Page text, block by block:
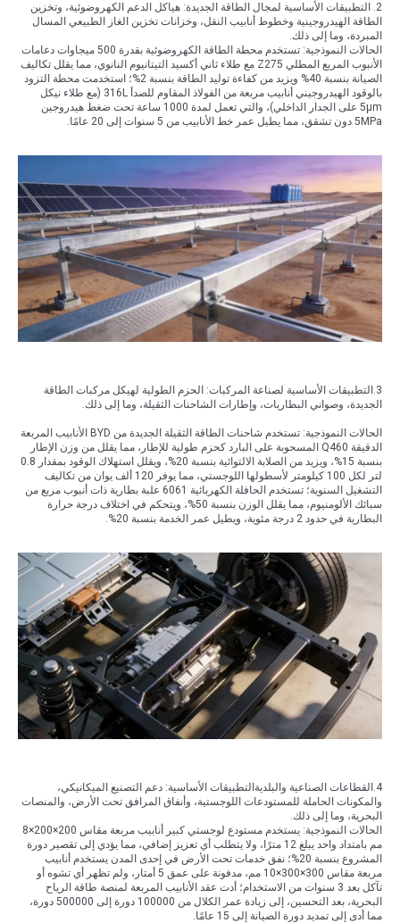
2. التطبيقات الأساسية لمجال الطاقة الجديدة: هياكل الدعم الكهروضوئية، وتخزين
الطاقة الهيدروجينية وخطوط أنابيب النقل، وخزانات تخزين الغاز الطبيعي المسال
المبردة، وما إلى ذلك.
الحالات النموذجية: تستخدم محطة الطاقة الكهروضوئية بقدرة 500 ميجاوات دعامات
الأنبوب المربع المطلي Z275 مع طلاء ثاني أكسيد التيتانيوم النانوي، مما يقلل تكاليف
الصيانة بنسبة 40% ويزيد من كفاءة توليد الطاقة بنسبة 2%؛ استخدمت محطة التزود
بالوقود الهيدروجيني أنابيب مربعة من الفولاذ المقاوم للصدأ 316L (مع طلاء نيكل
5μm على الجدار الداخلي)، والتي تعمل لمدة 1000 ساعة تحت ضغط هيدروجين
5MPa دون تشقق، مما يطيل عمر خط الأنابيب من 5 سنوات إلى 20 عامًا.
3.التطبيقات الأساسية لصناعة المركبات: الحزم الطولية لهيكل مركبات الطاقة
الجديدة، وصواني البطاريات، وإطارات الشاحنات الثقيلة، وما إلى ذلك.
الحالات النموذجية: تستخدم شاحنات الطاقة الثقيلة الجديدة من BYD الأنابيب المربعة
الدقيقة Q460 المسحوبة على البارد كحزم طولية للإطار، مما يقلل من وزن الإطار
بنسبة 15%، ويزيد من الصلابة الالتوائية بنسبة 20%، ويقلل استهلاك الوقود بمقدار 0.8
لتر لكل 100 كيلومتر لأسطولها اللوجستي، مما يوفر 120 ألف يوان من تكاليف
التشغيل السنوية؛ تستخدم الحافلة الكهربائية 6061 علبة بطارية ذات أنبوب مربع من
سبائك الألومنيوم، مما يقلل الوزن بنسبة 50%، ويتحكم في اختلاف درجة حرارة
البطارية في حدود 2 درجة مئوية، ويطيل عمر الخدمة بنسبة 20%.
4.القطاعات الصناعية والبلديةالتطبيقات الأساسية: دعم التصنيع الميكانيكي،
والمكونات الحاملة للمستودعات اللوجستية، وأنفاق المرافق تحت الأرض، والمنصات
البحرية، وما إلى ذلك.
الحالات النموذجية: يستخدم مستودع لوجستي كبير أنابيب مربعة مقاس 200×200×8
مم بامتداد واحد يبلغ 12 مترًا، ولا يتطلب أي تعزيز إضافي، مما يؤدي إلى تقصير دورة
المشروع بنسبة 20%؛ نفق خدمات تحت الأرض في إحدى المدن يستخدم أنابيب
مربعة مقاس 300×300×10 مم، مدفونة على عمق 5 أمتار، ولم تظهر أي تشوه أو
تآكل بعد 3 سنوات من الاستخدام؛ أدت عقد الأنابيب المربعة لمنصة طاقة الرياح
البحرية، بعد التحسين، إلى زيادة عمر الكلال من 100000 دورة إلى 500000 دورة،
مما أدى إلى تمديد دورة الصيانة إلى 15 عامًا.